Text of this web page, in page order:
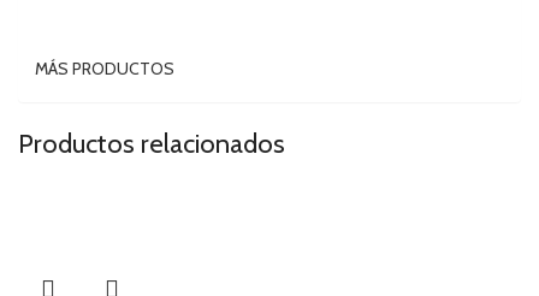
MÁS PRODUCTOS
Productos relacionados